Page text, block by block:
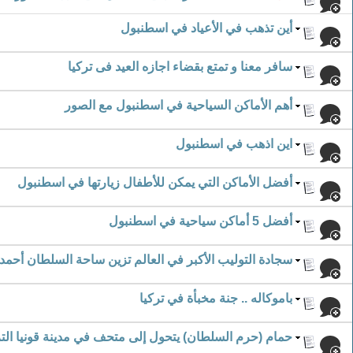
أين تذهب في الأعياد في اسطنبول
سافر معنا و تمتع بقضاء اجازه العيد فى تركيا
أهم الأماكن السياحية في اسطنبول مع الصور
اين اذهب في اسطنبول
أفضل الأماكن التي يمكن للأطفال زيارتها في اسطنبول
أفضل 5 أماكن سياحية في اسطنبول
سجادة التوليب الأكبر في العالم تزين ساحة السلطان
باموكاله .. جنة مخبأة في تركيا
حمام (حرم السلطان) يتحول إلى متحف في مدينة قونيا